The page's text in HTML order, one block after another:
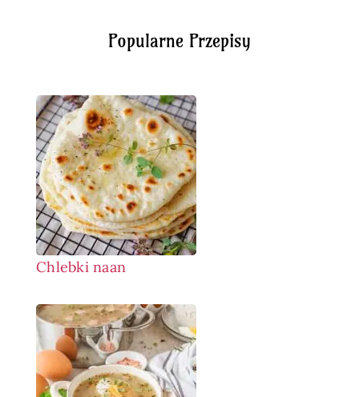
Popularne Przepisy
Chlebki naan